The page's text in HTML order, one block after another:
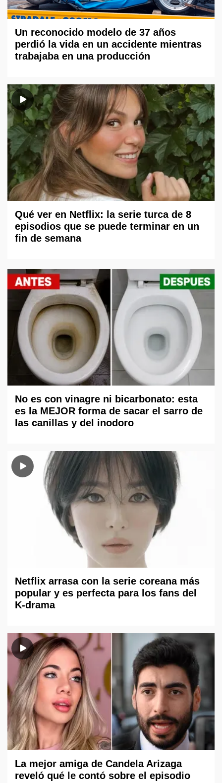
Un reconocido modelo de 37 años
perdió la vida en un accidente mientras
trabajaba en una producción
Qué ver en Netflix: la serie turca de 8
episodios que se puede terminar en un
fin de semana
No es con vinagre ni bicarbonato: esta
es la MEJOR forma de sacar el sarro de
las canillas y del inodoro
Netflix arrasa con la serie coreana más
popular y es perfecta para los fans del
K-drama
La mejor amiga de Candela Arizaga
reveló qué le contó sobre el episodio